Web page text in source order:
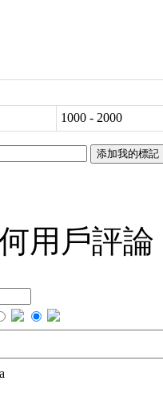
1000 - 2000
用戶評論